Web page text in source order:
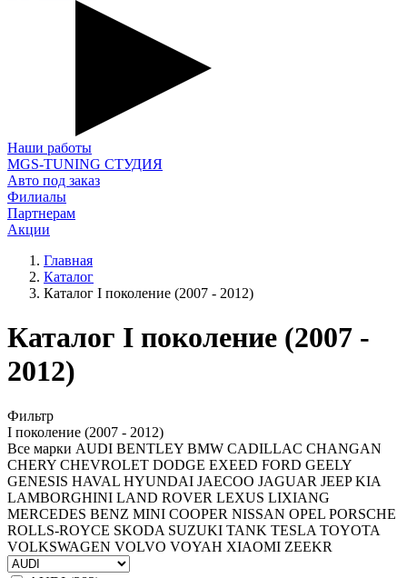
Наши работы
MGS-TUNING СТУДИЯ
Авто под заказ
Филиалы
Партнерам
Акции
Главная
Каталог
Каталог I поколение (2007 - 2012)
Каталог I поколение (2007 -
2012)
Фильтр
I поколение (2007 - 2012)
Все марки AUDI BENTLEY BMW CADILLAC CHANGAN
CHERY CHEVROLET DODGE EXEED FORD GEELY
GENESIS HAVAL HYUNDAI JAECOO JAGUAR JEEP KIA
LAMBORGHINI LAND ROVER LEXUS LIXIANG
MERCEDES BENZ MINI COOPER NISSAN OPEL PORSCHE
ROLLS-ROYCE SKODA SUZUKI TANK TESLA TOYOTA
VOLKSWAGEN VOLVO VOYAH XIAOMI ZEEKR